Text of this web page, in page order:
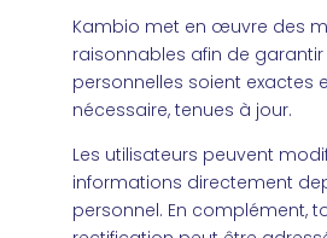
Kambio met en œuvre des
raisonnables afin de
personnelles soient exactes
nécessaire, tenues à jour.
Les utilisateurs peuvent
informations directement
personnel. En complément,